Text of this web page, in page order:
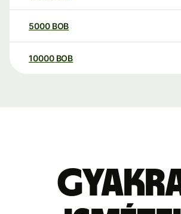
5000 BOB
10000 BOB